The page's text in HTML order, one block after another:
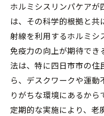
むくみ解消に効果
実力
むくみの原因
る解消法
四日市市での
らすむくみ解
ホルミシスリ
ホルミシスリンパケアが
は、その科学的根拠と共
射線を利用するホルミシ
免疫力の向上が期待でき
法は、特に四日市市の住
ら、デスクワークや運
りがちな環境にあるから
定期的な実施により、老